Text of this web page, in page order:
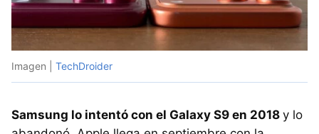
Imagen | TechDroider
Samsung lo intentó con el Galaxy S9 en 2018 y lo